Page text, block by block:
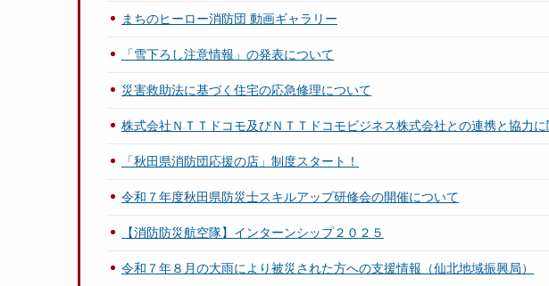
まちのヒーロー消防団 動画ギャラリー
「雪下ろし注意情報」の発表について
災害救助法に基づく住宅の応急修理について
株式会社ＮＴＴドコモ及びＮＴＴドコモビジネス株式会社との連携と協力
「秋田県消防団応援の店」制度スタート！
令和７年度秋田県防災士スキルアップ研修会の開催について
【消防防災航空隊】インターンシップ２０２５
令和７年８月の大雨により被災された方への支援情報（仙北地域振興局）